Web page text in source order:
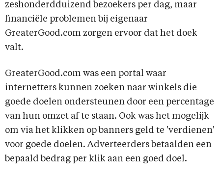
zeshonderdduizend bezoekers per dag, maar
financiële problemen bij eigenaar
GreaterGood.com zorgen ervoor dat het doek
valt.
GreaterGood.com was een portal waar
internetters kunnen zoeken naar winkels die
goede doelen ondersteunen door een percentage
van hun omzet af te staan. Ook was het mogelijk
om via het klikken op banners geld te 'verdienen'
voor goede doelen. Adverteerders betaalden een
bepaald bedrag per klik aan een goed doel.